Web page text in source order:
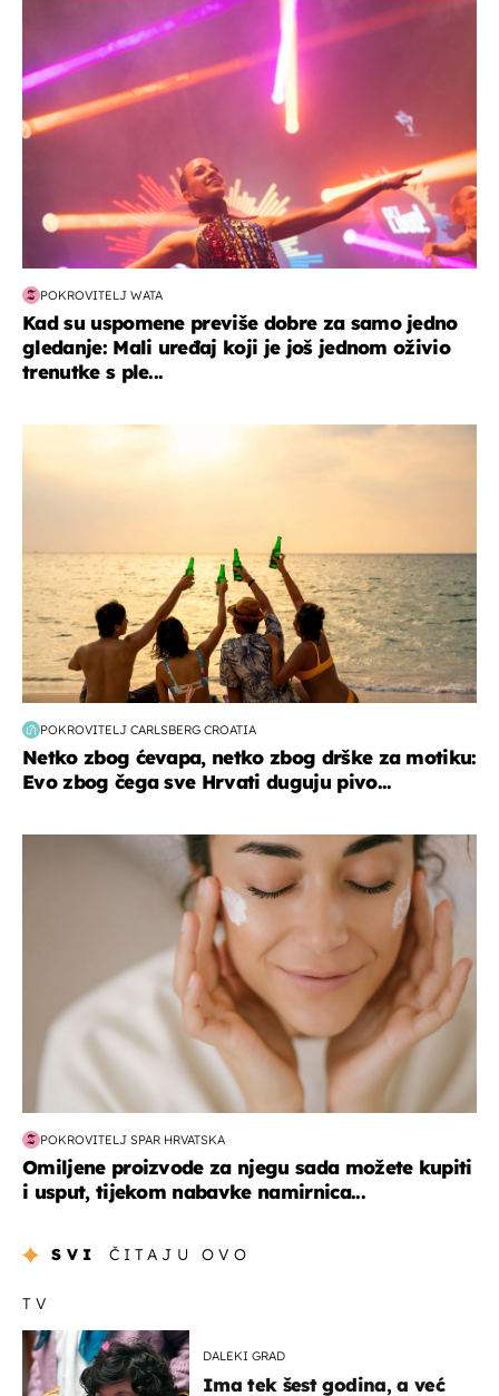
POKROVITELJ WATA
Kad su uspomene previše dobre za samo jedno
gledanje: Mali uređaj koji je još jednom oživio
trenutke s ple...
POKROVITELJ CARLSBERG CROATIA
Netko zbog ćevapa, netko zbog drške za motiku:
Evo zbog čega sve Hrvati duguju pivo...
moda & ljepota
POKROVITELJ SPAR HRVATSKA
Omiljene proizvode za njegu sada možete kupiti
i usput, tijekom nabavke namirnica...
SVI ČITAJU OVO
TV
DALEKI GRAD
Ima tek šest godina, a već